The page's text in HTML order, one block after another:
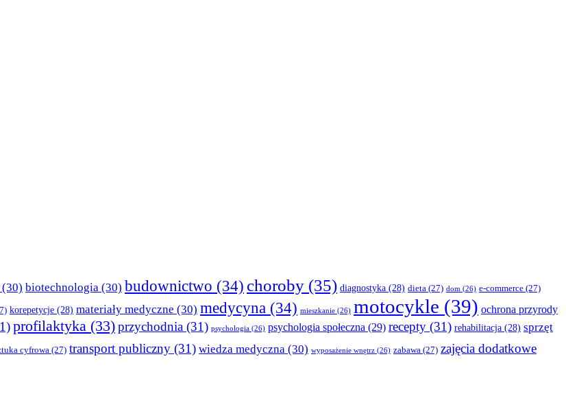
(30) biotechnologia (30) budownictwo (34) choroby (35) diagnostyka (28) dieta (27) dom (26) e-commerce (27)
korepetycje (28) materiały medyczne (30) medycyna (34) mieszkanie (26) motocykle (39) ochrona przyrody
profilaktyka (33)przychodnia (31) psychologia (26) psychologia społeczna (29) recepty (31) rehabilitacja (28) sprzęt
cyfrowa (27) transport publiczny (31) wiedza medyczna (30) wyposażenie wnętrz (26) zabawa (27) zajęcia dodatkowe